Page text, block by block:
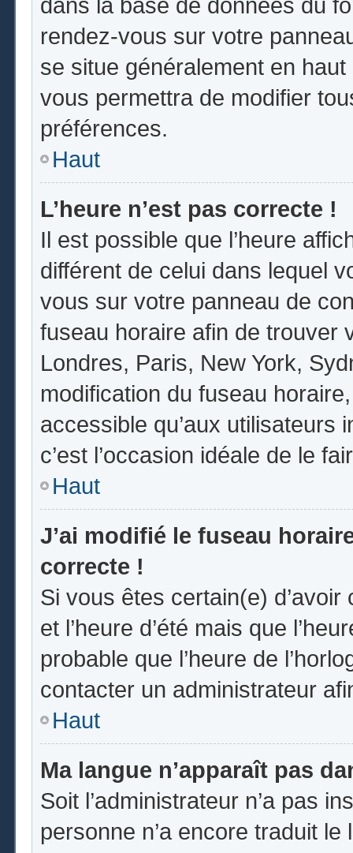
rendez-vous sur votre
se situe généralement en
vous permettra de modifier
préférences.
Haut
L’heure n’est pas correcte !
Il est possible que l’heure
différent de celui dans lequel
vous sur votre panneau de
fuseau horaire afin de trouver
Londres, Paris, New York,
modification du fuseau
accessible qu’aux utilisateurs
c’est l’occasion idéale de le
Haut
J’ai modifié le fuseau
correcte !
Si vous êtes certain(e)
et l’heure d’été mais que
probable que l’heure de
contacter un administrateur
Haut
Ma langue n’apparaît pas
Soit l’administrateur n’a pas
personne n’a encore traduit